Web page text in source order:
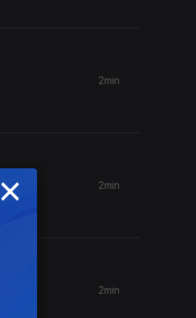
2min
2min
2min
×